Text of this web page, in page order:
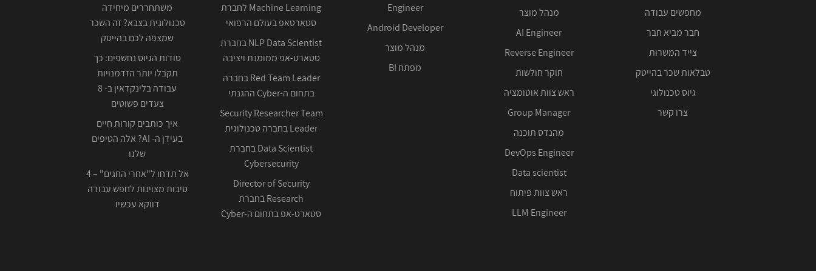
מחפשים עבודה
חבר מביא חבר
צייד המשרות
טבלאות שכר בהייטק
גיוס טכנולוגי
צרו קשר
מנהל מוצר
AI Engineer
Reverse Engineer
חוקר חולשות
ראש צוות אוטומציה
Group Manager
מהנדס תוכנה
DevOps Engineer
Data scientist
ראש צוות פיתוח
LLM Engineer
Engineer
Android Developer
מנהל מוצר
מפתח BI
Machine Learning לחברת
סטארטאפ בעולם הרפואי
NLP Data Scientist בחברת
סטארט-אפ ממומנת ויציבה
Red Team Leader בחברה
בתחום ה-Cyber ההגנתי
Security Researcher Team
Leader בחברה טכנולוגית
Data Scientist בחברת
Cybersecurity
Director of Security
Research בחברת
סטארט-אפ בתחום ה-Cyber
משתחררים מיחידה
טכנולוגית בצבא? זה השכר
שמצפה לכם בהייטק
סודות הגיוס נחשפים: כך
תקבלו יותר הזדמנויות
עבודה בלינקדאין ב- 8
צעדים פשוטים
איך כותבים קורות חיים
בעידן ה- AI? אלה הטיפים
שלנו
אל תדחו ל"אחרי החגים" – 4
סיבות מצוינות לחפש עבודה
דווקא עכשיו